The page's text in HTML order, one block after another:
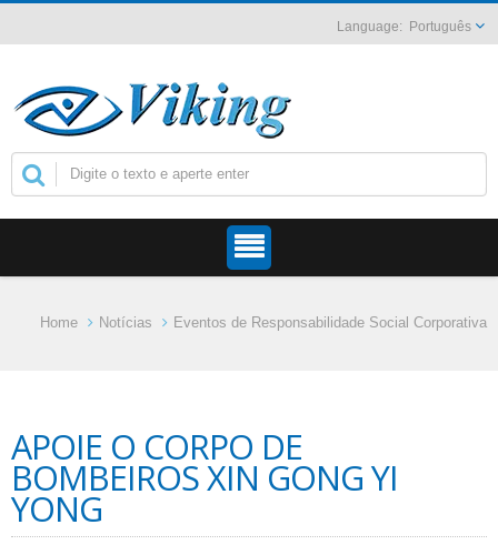
Português
Home Notícias Eventos de Responsabilidade Social Corporativa
APOIE O CORPO DE
BOMBEIROS XIN GONG YI
YONG